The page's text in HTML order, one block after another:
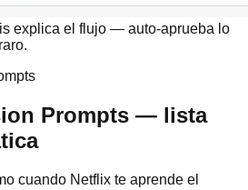
explica el flujo — auto-aprueba lo
Prompts — lista
cuando Netflix te aprende el